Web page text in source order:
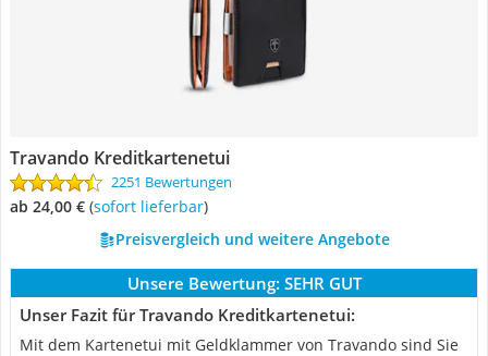
Travando Kreditkartenetui
2251 Bewertungen
ab 24,00 € ( Sofort lieferbar)
Preisvergleich und weitere Angebote
Unsere Bewertung: SEHR GUT
Unser Fazit für Travando Kreditkartenetui:
Mit dem Kartenetui mit Geldklammer von Travando sind Sie